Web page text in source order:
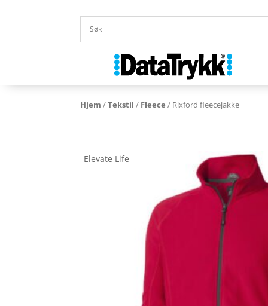
Hjem /Tekstil / Fleece / Rixford fleecejakke
Elevate Life